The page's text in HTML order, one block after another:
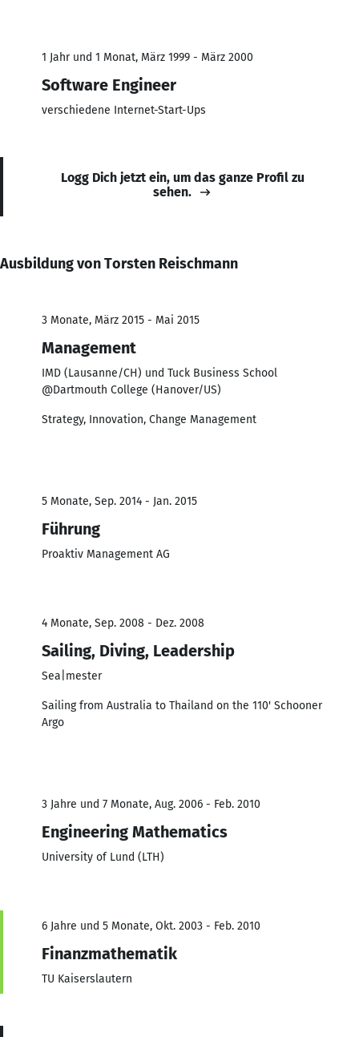
1 Jahr und 1 Monat, März 1999 - März 2000
Software Engineer
verschiedene Internet-Start-Ups
Logg Dich jetzt ein, um das ganze Profil zu
sehen.
Ausbildung von Torsten Reischmann
3 Monate, März 2015 - Mai 2015
Management
IMD (Lausanne/CH) und Tuck Business School
@Dartmouth College (Hanover/US)
Strategy, Innovation, Change Management
5 Monate, Sep. 2014 - Jan. 2015
Führung
Proaktiv Management AG
4 Monate, Sep. 2008 - Dez. 2008
Sailing, Diving, Leadership
Sea|mester
Sailing from Australia to Thailand on the 110' Schooner
Argo
3 Jahre und 7 Monate, Aug. 2006 - Feb. 2010
Engineering Mathematics
University of Lund (LTH)
6 Jahre und 5 Monate, Okt. 2003 - Feb. 2010
Finanzmathematik
TU Kaiserslautern